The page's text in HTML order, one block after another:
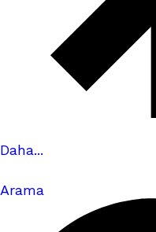
Daha...
Arama